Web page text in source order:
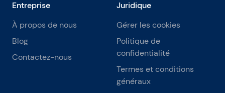
Entreprise
À propos de nous
Blog
Contactez-nous
Juridique
Gérer les cookies
Politique de
confidentialité
Termes et conditions
généraux